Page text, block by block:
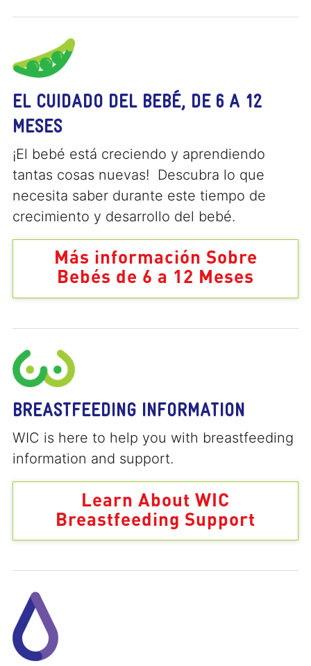
EL CUIDADO DEL BEBÉ, DE 6 A 12
MESES
¡El bebé está creciendo y aprendiendo
tantas cosas nuevas! Descubra lo que
necesita saber durante este tiempo de
crecimiento y desarrollo del bebé.
Más información Sobre
Bebés de 6 a 12 Meses
BREASTFEEDING INFORMATION
WIC is here to help you with breastfeeding
information and support.
Learn About WIC
Breastfeeding Support